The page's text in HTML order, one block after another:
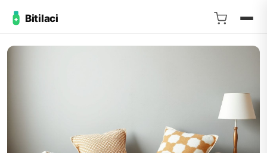
Bitilaci